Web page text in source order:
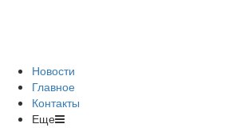
Новости
Главное
Контакты
Еще